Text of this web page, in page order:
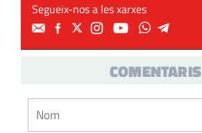
Segueix-nos a les xarxes
COMENTARIS